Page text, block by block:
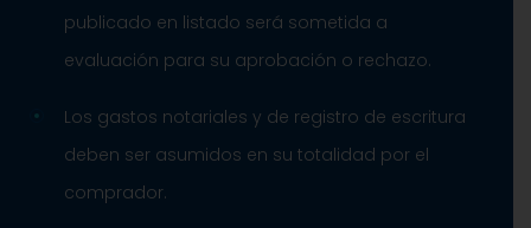
publicado en listado será sometida a
evaluación para su aprobación o rechazo.
Los gastos notariales y de registro de escritura
deben ser asumidos en su totalidad por el
comprador.